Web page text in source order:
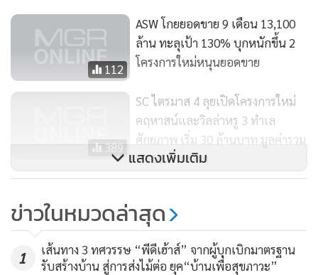
112
ASW โกยยอดขาย 9 เดือน 13,100
ล้าน ทะลุเป้า 130% บุกหนักขึ้น 2
โครงการใหม่หนุนยอดขาย
389
SC ไตรมาส 4 ลุยเปิดโครงการใหม่
คฤหาสน์และวิลล่าหรู 3 ทำเล
ศักยภาพ เริ่ม 30 ล้านบาท มูลค่ารวม
5,360 ล้านบาท
240
ความร่วมมือเชิงกลยุทธ์สู่การพัฒนา
ระบบสมาร์ทซิตี้อัจฉริยะ
แสดงเพิ่มเติม
ข่าวในหมวดล่าสุด
1
เส้นทาง 3 ทศวรรษ “พีดีเฮ้าส์” จากผู้บุกเบิกมาตรฐาน
รับสร้างบ้าน สู่การส่งไม้ต่อ ยุค“บ้านเพื่อสุขภาวะ”